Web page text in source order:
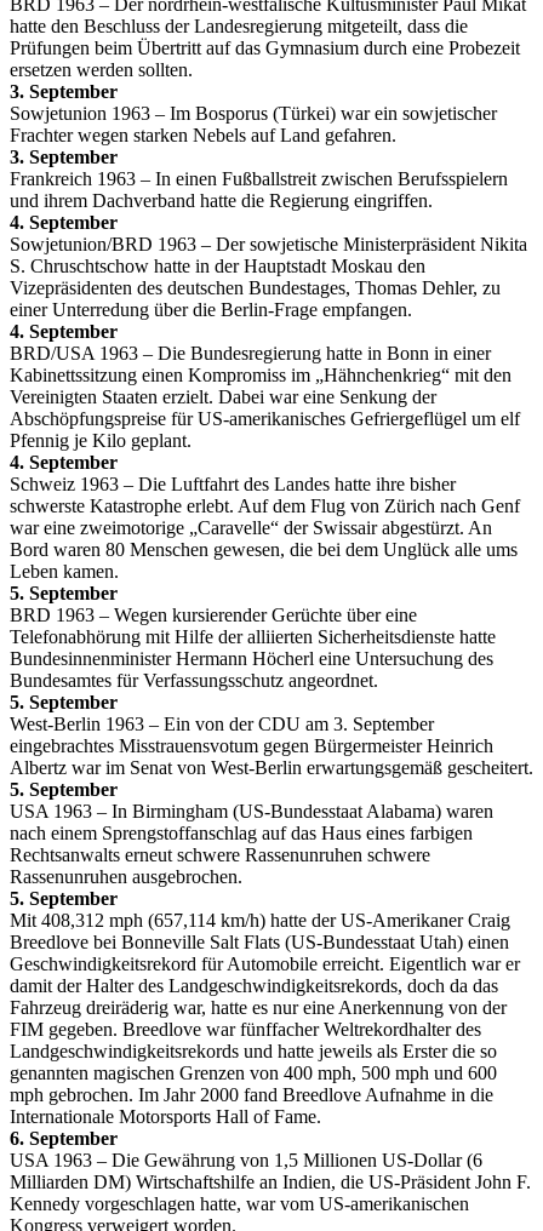
BRD 1963 – Der nordrhein-westfälische Kultusminister Paul Mikat
hatte den Beschluss der Landesregierung mitgeteilt, dass die
Prüfungen beim Übertritt auf das Gymnasium durch eine Probezeit
ersetzen werden sollten.
3. September
Sowjetunion 1963 – Im Bosporus (Türkei) war ein sowjetischer
Frachter wegen starken Nebels auf Land gefahren.
3. September
Frankreich 1963 – In einen Fußballstreit zwischen Berufsspielern
und ihrem Dachverband hatte die Regierung eingriffen.
4. September
Sowjetunion/BRD 1963 – Der sowjetische Ministerpräsident Nikita
S. Chruschtschow hatte in der Hauptstadt Moskau den
Vizepräsidenten des deutschen Bundestages, Thomas Dehler, zu
einer Unterredung über die Berlin-Frage empfangen.
4. September
BRD/USA 1963 – Die Bundesregierung hatte in Bonn in einer
Kabinettssitzung einen Kompromiss im „Hähnchenkrieg“ mit den
Vereinigten Staaten erzielt. Dabei war eine Senkung der
Abschöpfungspreise für US-amerikanisches Gefriergeflügel um elf
Pfennig je Kilo geplant.
4. September
Schweiz 1963 – Die Luftfahrt des Landes hatte ihre bisher
schwerste Katastrophe erlebt. Auf dem Flug von Zürich nach Genf
war eine zweimotorige „Caravelle“ der Swissair abgestürzt. An
Bord waren 80 Menschen gewesen, die bei dem Unglück alle ums
Leben kamen.
5. September
BRD 1963 – Wegen kursierender Gerüchte über eine
Telefonabhörung mit Hilfe der alliierten Sicherheitsdienste hatte
Bundesinnenminister Hermann Höcherl eine Untersuchung des
Bundesamtes für Verfassungsschutz angeordnet.
5. September
West-Berlin 1963 – Ein von der CDU am 3. September
eingebrachtes Misstrauensvotum gegen Bürgermeister Heinrich
Albertz war im Senat von West-Berlin erwartungsgemäß gescheitert.
5. September
USA 1963 – In Birmingham (US-Bundesstaat Alabama) waren
nach einem Sprengstoffanschlag auf das Haus eines farbigen
Rechtsanwalts erneut schwere Rassenunruhen schwere
Rassenunruhen ausgebrochen.
5. September
Mit 408,312 mph (657,114 km/h) hatte der US-Amerikaner Craig
Breedlove bei Bonneville Salt Flats (US-Bundesstaat Utah) einen
Geschwindigkeitsrekord für Automobile erreicht. Eigentlich war er
damit der Halter des Landgeschwindigkeitsrekords, doch da das
Fahrzeug dreiräderig war, hatte es nur eine Anerkennung von der
FIM gegeben. Breedlove war fünffacher Weltrekordhalter des
Landgeschwindigkeitsrekords und hatte jeweils als Erster die so
genannten magischen Grenzen von 400 mph, 500 mph und 600
mph gebrochen. Im Jahr 2000 fand Breedlove Aufnahme in die
Internationale Motorsports Hall of Fame.
6. September
USA 1963 – Die Gewährung von 1,5 Millionen US-Dollar (6
Milliarden DM) Wirtschaftshilfe an Indien, die US-Präsident John F.
Kennedy vorgeschlagen hatte, war vom US-amerikanischen
Kongress verweigert worden.